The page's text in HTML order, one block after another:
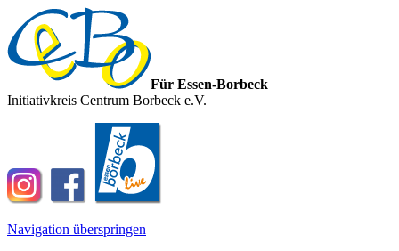
Für Essen-Borbeck
Initiativkreis Centrum Borbeck e.V.
Navigation überspringen